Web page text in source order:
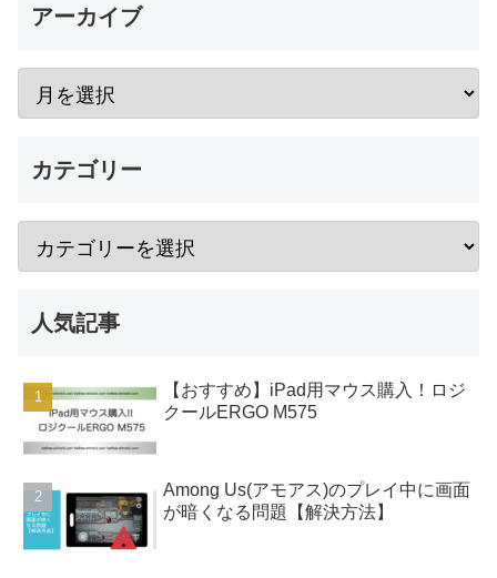
アーカイブ
カテゴリー
人気記事
【おすすめ】iPad用マウス購入！ロジ
クールERGO M575
Among Us(アモアス)のプレイ中に画面
が暗くなる問題【解決方法】